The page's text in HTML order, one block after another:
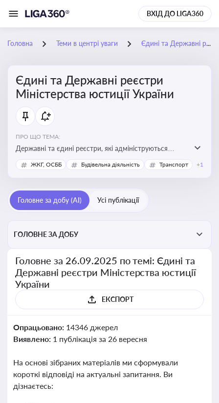
ВХІД ДО LIGA360
Головна Теми в центрі уваги Єдині та Державні реєстри Міністерства юстиції України
Єдині та Державні реєстри
Міністерства юстиції України
ПРО ЩО ТЕМА:
Державні та єдині реєстри, які адмініструються
Мінюстом України, і є ключовими інструментами для
юридичного захисту, ідентифікації прав, та
сімейних та майнових відносин
ЖКГ, ОСББ Будівельна діяльність Транспорт +1
Головне за добу (AI) Усі публікації
ГОЛОВНЕ ЗА ДОБУ
Головне за 26.09.2025 по темі: Єдині та
Державні реєстри Міністерства юстиції
України
ЕКСПОРТ
Опрацьовано: 14346 джерел
Виявлено: 1 публікація за 26 вересня
На основі зібраних матеріалів ми сформували
короткі відповіді на актуальні запитання. Ви
дізнаєтесь: